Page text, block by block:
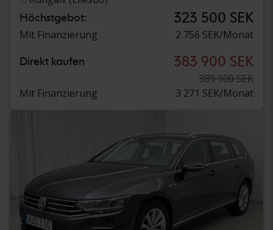
Höchstgebot: 323 500 SEK
Mit Finanzierung 2 756 SEK/Monat
Direkt kaufen 383 900 SEK
389 900 SEK
Mit Finanzierung
3 271 SEK/Monat